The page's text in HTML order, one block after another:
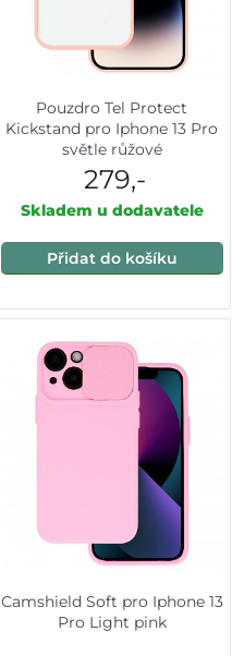
Pouzdro Tel Protect
Kickstand pro Iphone 13 Pro
světle růžové
279,-
Skladem u dodavatele
Přidat do košíku
Camshield Soft pro Iphone 13
Pro Light pink